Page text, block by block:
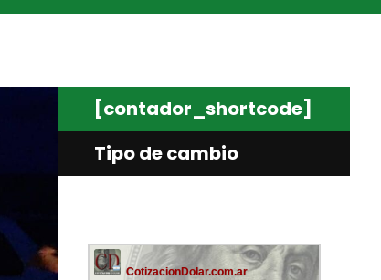
[contador_shortcode]
Tipo de cambio